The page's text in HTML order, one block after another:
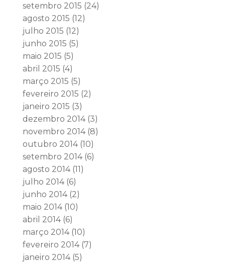
setembro 2015 (24)
agosto 2015 (12)
julho 2015 (12)
junho 2015 (5)
maio 2015 (5)
abril 2015 (4)
março 2015 (5)
fevereiro 2015 (2)
janeiro 2015 (3)
dezembro 2014(3)
novembro 2014(8)
outubro 2014(10)
setembro 2014(6)
agosto 2014(11)
julho 2014(6)
junho 2014(2)
maio 2014(10)
abril 2014(6)
março 2014(10)
fevereiro 2014(7)
janeiro 2014(5)